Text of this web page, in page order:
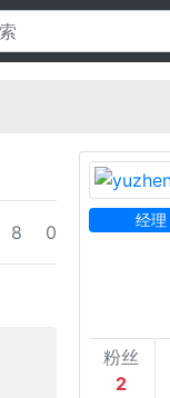
8 0
经理
粉丝
2